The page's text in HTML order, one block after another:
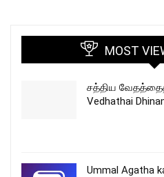
MOST
சத்திய
Vedhathai
Ummal Agatha